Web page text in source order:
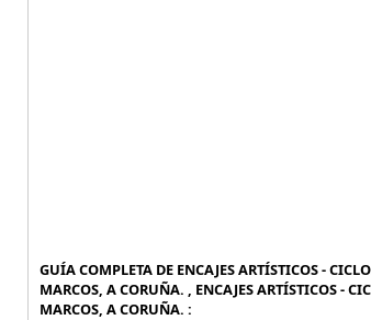
GUÍA COMPLETA DE ENCAJES ARTÍSTICOS -
MARCOS, A CORUÑA. , ENCAJES ARTÍSTICOS -
MARCOS, A CORUÑA. :